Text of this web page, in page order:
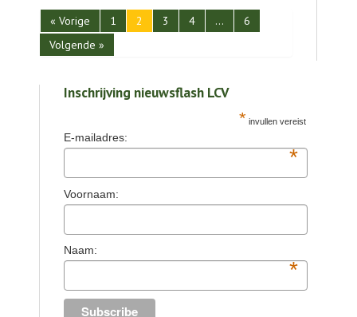
« Vorige 1 2 3 4 …
6
Volgende »
Inschrijving nieuwsflash LCV
* invullen vereist
E-mailadres:
*
Voornaam:
Naam:
*